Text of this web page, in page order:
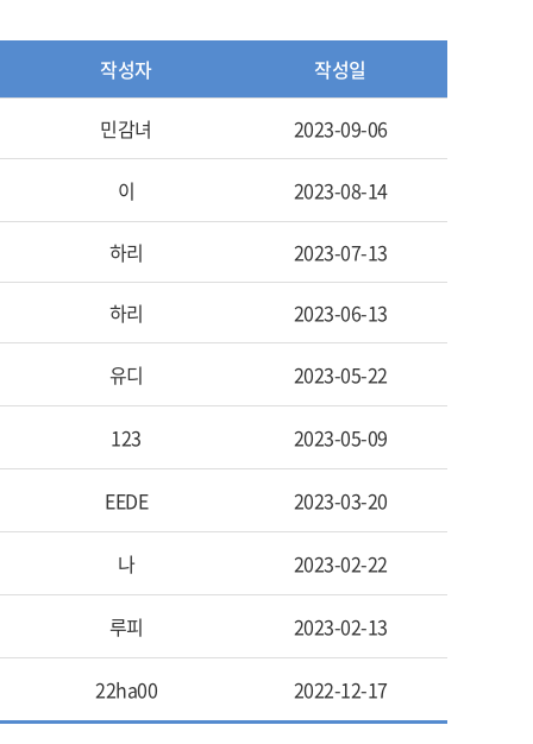
작성자 작성일
민감녀 2023-09-06
이 2023-08-14
하리 2023-07-13
하리 2023-06-13
유디 2023-05-22
123 2023-05-09
EEDE 2023-03-20
나 2023-02-22
루피 2023-02-13
22ha00 2022-12-17